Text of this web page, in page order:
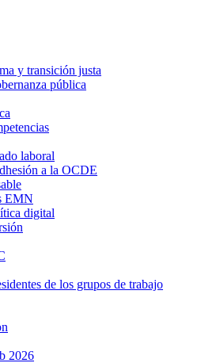
y transición justa
pública
laboral
a la OCDE
EMN
digital
de los grupos de trabajo
2026